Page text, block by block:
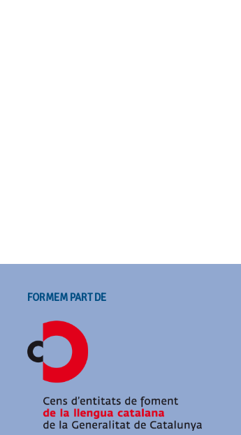
FORMEM PART DE